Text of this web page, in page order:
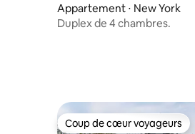
Appartement ⋅ New York
Duplex de 4 chambres.
Coup de cœur voyageurs
Coup de cœur voyageurs